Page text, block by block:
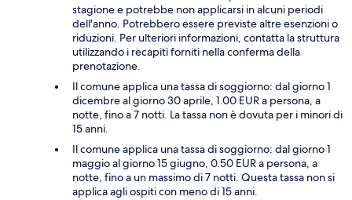
stagione e potrebbe non applicarsi in alcuni periodi
dell'anno. Potrebbero essere previste altre esenzioni o
riduzioni. Per ulteriori informazioni, contatta la struttura
utilizzando i recapiti forniti nella conferma della
prenotazione.
Il comune applica una tassa di soggiorno: dal giorno 1
dicembre al giorno 30 aprile, 1.00 EUR a persona, a
notte, fino a 7 notti. La tassa non è dovuta per i minori di
15 anni.
Il comune applica una tassa di soggiorno: dal giorno 1
maggio al giorno 15 giugno, 0.50 EUR a persona, a
notte, fino a un massimo di 7 notti. Questa tassa non si
applica agli ospiti con meno di 15 anni.